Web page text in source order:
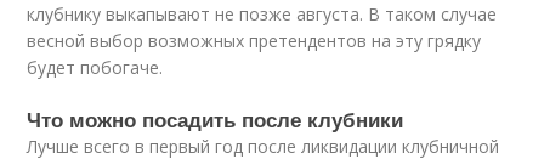
клубнику выкапывают не позже августа. В таком случае
весной выбор возможных претендентов на эту грядку
будет побогаче.
Что можно посадить после клубники
Лучше всего в первый год после ликвидации клубничной